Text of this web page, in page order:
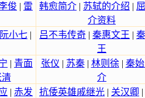
俊 | 雷
韩愈简介 | 苏轼的介绍 |
介资料
小七 |
吕不韦传奇 | 秦惠文王 |
王
| 青面
张仪 | 苏秦| 林则徐| 秦
介
| 赤发 抗倭英雄戚继光 | 关汉卿 |